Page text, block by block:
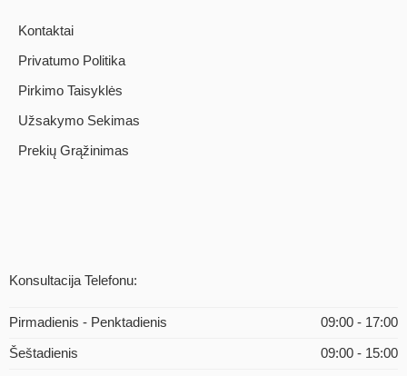
Kontaktai
Privatumo Politika
Pirkimo Taisyklės
Užsakymo Sekimas
Prekių Grąžinimas
Konsultacija Telefonu:
Pirmadienis - Penktadienis 09:00 - 17:00
Šeštadienis 09:00 - 15:00